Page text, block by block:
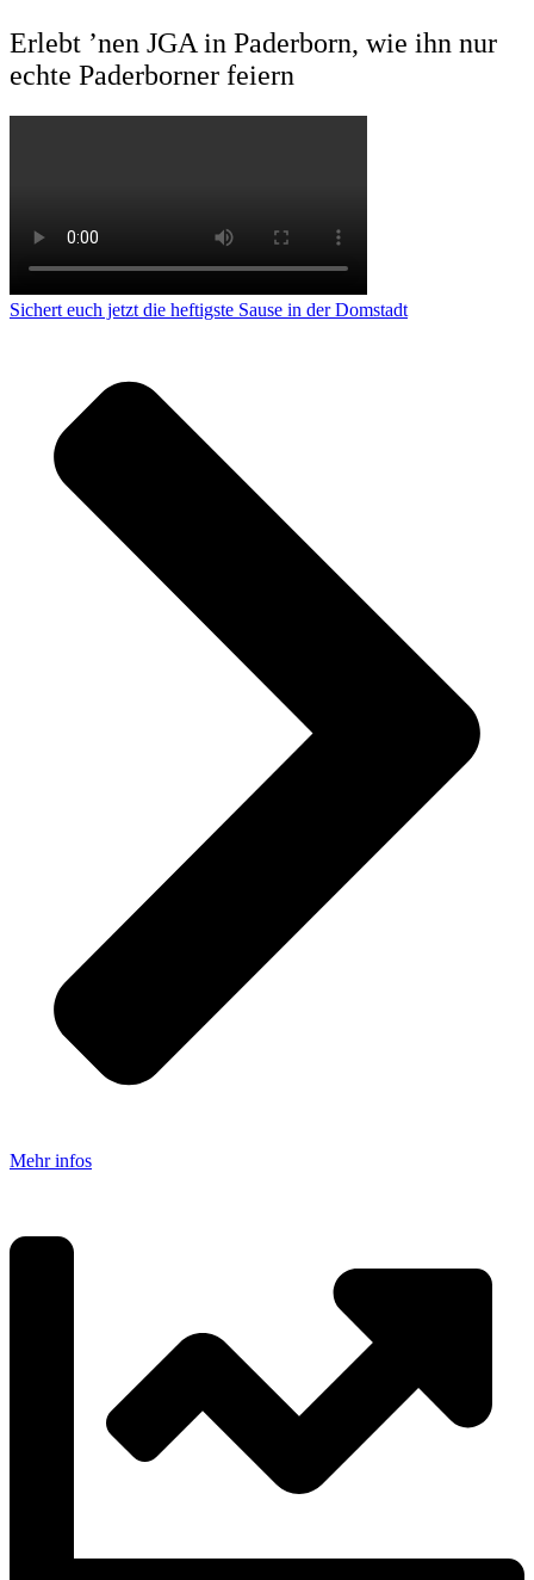
Erlebt ’nen JGA in Paderborn, wie ihn nur
echte Pader­borner feiern
Sichert euch jetzt die hef­tigste Sause in der Dom­stadt
Mehr infos